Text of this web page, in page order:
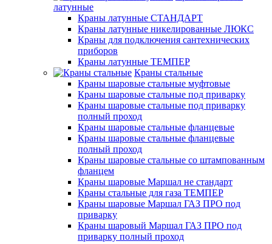
латунные
Краны латунные СТАНДАРТ
Краны латунные никелированные ЛЮКС
Краны для подключения сантехнических
приборов
Краны латунные ТЕМПЕР
Краны стальные
Краны шаровые стальные муфтовые
Краны шаровые стальные под приварку
Краны шаровые стальные под приварку
полный проход
Краны шаровые стальные фланцевые
Краны шаровые стальные фланцевые
полный проход
Краны шаровые стальные со штампованным
фланцем
Краны шаровые Маршал не стандарт
Краны стальные для газа ТЕМПЕР
Краны шаровые Маршал ГАЗ ПРО под
приварку
Краны шаровый Маршал ГАЗ ПРО под
приварку полный проход